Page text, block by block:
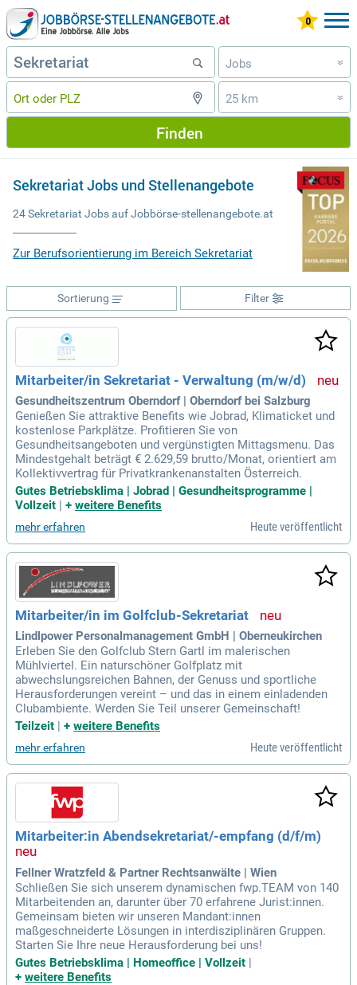
Jobs »
25 km »
Finden
Sekretariat Jobs und Stellenangebote
24 Sekretariat Jobs auf Jobbörse-stellenangebote.at
Zur Berufsorientierung im Bereich Sekretariat
Filter
Sortierung
Mitarbeiter/in Sekretariat - Verwaltung (m/w/d)
Gesundheitszentrum Oberndorf | Oberndorf bei Salzburg
Genießen Sie attraktive Benefits wie Jobrad, Klimaticket und
kostenlose Parkplätze. Profitieren Sie von
Gesundheitsangeboten und vergünstigten Mittagsmenu. Das
Mindestgehalt beträgt € 2.629,59 brutto/Monat, orientiert am
Kollektivvertrag für Privatkrankenanstalten Österreich.
Gutes Betriebsklima | Jobrad | Gesundheitsprogramme |
Vollzeit | + weitere Benefits
mehr erfahren Heute veröffentlicht
Mitarbeiter/in im Golfclub-Sekretariat
Lindlpower Personalmanagement GmbH | Oberneukirchen
Erleben Sie den Golfclub Stern Gartl im malerischen
Mühlviertel. Ein naturschöner Golfplatz mit
abwechslungsreichen Bahnen, der Genuss und sportliche
Herausforderungen vereint – und das in einem einladenden
Clubambiente. Werden Sie Teil unserer Gemeinschaft!
Teilzeit
+ weitere Benefits
mehr erfahren Heute veröffentlicht
Mitarbeiter:in Abendsekretariat/-empfang (d/f/m)
Fellner Wratzfeld & Partner Rechtsanwälte | Wien
Schließen Sie sich unserem dynamischen fwp.TEAM von 140
Mitarbeitenden an, darunter über 70 erfahrene Jurist:innen.
Gemeinsam bieten wir unseren Mandant:innen
maßgeschneiderte Lösungen in interdisziplinären Gruppen.
Starten Sie Ihre neue Herausforderung bei uns!
Gutes Betriebsklima | Homeoffice | Vollzeit |
+ weitere Benefits